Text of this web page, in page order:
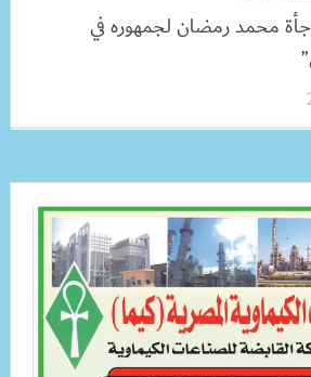
مفاجأة محمد رمضان لجمهوره في